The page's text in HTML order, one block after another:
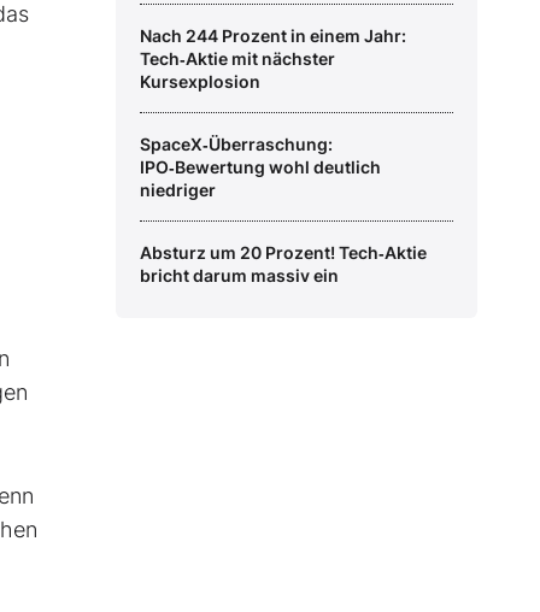
Nach 244 Prozent in einem Jahr:
Tech‑Aktie mit nächster
Kursexplosion
SpaceX‑Überraschung:
IPO‑Bewertung wohl deutlich
niedriger
Absturz um 20 Prozent! Tech‑Aktie
bricht darum massiv ein